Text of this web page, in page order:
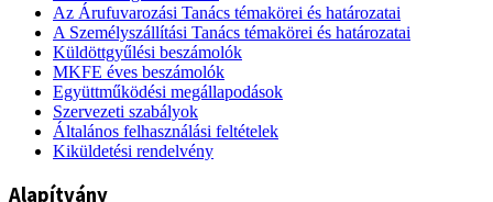
Az Árufuvarozási Tanács témakörei és határozatai
A Személyszállítási Tanács témakörei és határozatai
Küldöttgyűlési beszámolók
MKFE éves beszámolók
Együttműködési megállapodások
Szervezeti szabályok
Általános felhasználási feltételek
Kiküldetési rendelvény
Alapítvány